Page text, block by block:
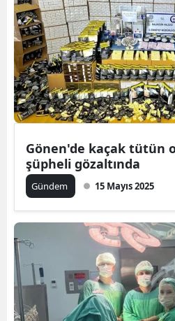
Gönen'de kaçak tütün
şüpheli gözaltında
Gündem 15 Mayıs 2025